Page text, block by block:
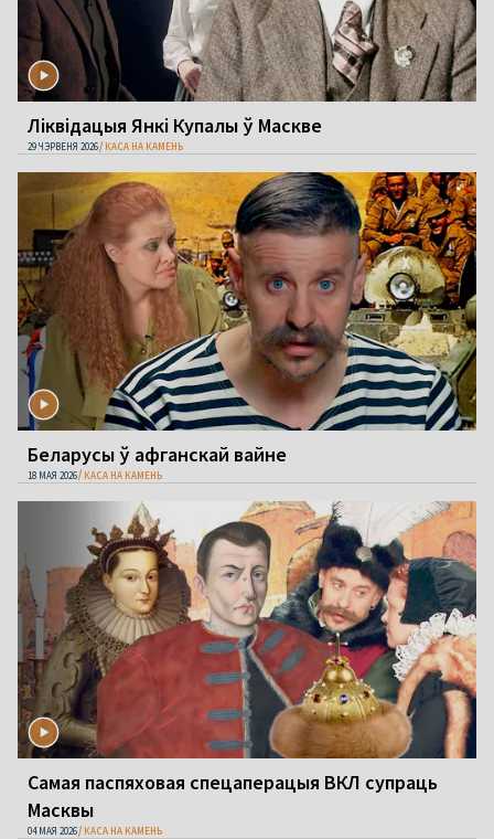
Ліквідацыя Янкі Купалы ў Маскве
29 ЧЭРВЕНЯ 2026 КАСА НА КАМЕНЬ
Беларусы ў афганскай вайне
18 МАЯ 2026 КАСА НА КАМЕНЬ
Самая паспяховая спецаперацыя ВКЛ супраць
Масквы
04 МАЯ 2026 КАСА НА КАМЕНЬ